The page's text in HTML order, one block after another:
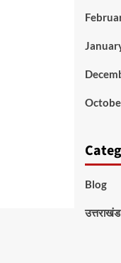
Blog
उत्तराखंड